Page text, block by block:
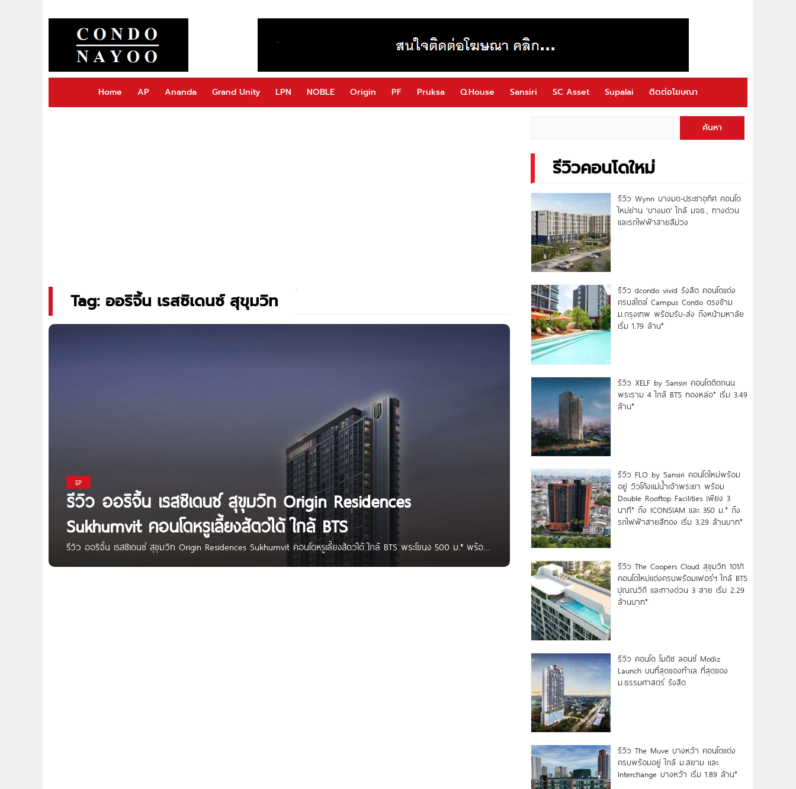
Home AP Ananda Grand Unity LPN NOBLE Origin PF Pruksa Q.House Sansiri SC Asset Supalai ติดต่อโฆษณา
Tag: ออริจิ้น เรสซิเดนซ์ สุขุมวิท
EP
รีวิว ออริจิ้น เรสซิเดนซ์ สุขุมวิท Origin Residences
Sukhumvit คอนโดหรูเลี้ยงสัตว์ได้ ใกล้ BTS
รีวิว ออริจิ้น เรสซิเดนซ์ สุขุมวิท Origin Residences Sukhumvit คอนโดหรูเลี้ยงสัตว์ได้ ใกล้ BTS พระโขนง 500 ม.* พร้อม
บริการสุดพิเศษจากโรงแรม Intercontinental Bangkok Sukhumvit เริ่ม 6.1 ล้านบาท* Written by : Pure Thitapa สวัสดี
ค้นหา
รีวิวคอนโดใหม่
รีวิว Wynn บางมด-ประชาอุทิศ คอนโด
ใหม่ย่าน ‘บางมด’ ใกล้ มจธ., ทางด่วน
และรถไฟฟ้าสายสีม่วง
รีวิว dcondo vivid รังสิต คอนโดแต่ง
ครบสไตล์ Campus Condo ตรงข้าม
ม.กรุงเทพ พร้อมรับ-ส่ง ถึงหน้ามหาลัย
เริ่ม 1.79 ล้าน*
รีวิว XELF by Sansiri คอนโดติดถนน
พระราม 4 ใกล้ BTS ทองหล่อ* เริ่ม 3.49
ล้าน*
รีวิว FLO by Sansiri คอนโดใหม่พร้อม
อยู่ วิวโค้งแม่น้ำเจ้าพระยา พร้อม
Double Rooftop Facilities เพียง 3
นาที* ถึง ICONSIAM และ 350 ม.* ถึง
รถไฟฟ้าสายสีทอง เริ่ม 3.29 ล้านบาท*
รีวิว The Coopers Cloud สุขุมวิท 101/1
คอนโดใหม่แต่งครบพร้อมเฟอร์ฯ ใกล้ BTS
ปุณณวิถี และทางด่วน 3 สาย เริ่ม 2.29
ล้านบาท*
รีวิว คอนโด โมดิซ ลอนซ์ Modiz
Launch บนที่สุดของทำเล ที่สุดของ
ม.ธรรมศาสตร์ รังสิต
รีวิว The Muve บางหว้า คอนโดแต่ง
ครบพร้อมอยู่ ใกล้ ม.สยาม และ
Interchange บางหว้า เริ่ม 1.89 ล้าน*